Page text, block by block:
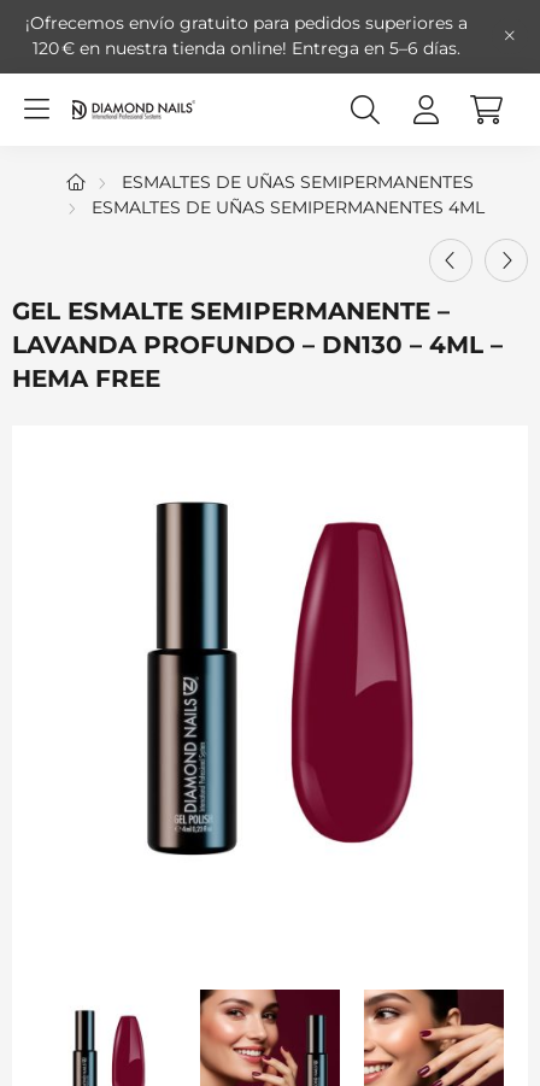
¡Ofrecemos envío gratuito para pedidos superiores a
120 € en nuestra tienda online! Entrega en 5–6 días.
ESMALTES DE UÑAS SEMIPERMANENTES
ESMALTES DE UÑAS SEMIPERMANENTES 4ML
GEL ESMALTE SEMIPERMANENTE –
LAVANDA PROFUNDO – DN130 – 4ML –
HEMA FREE